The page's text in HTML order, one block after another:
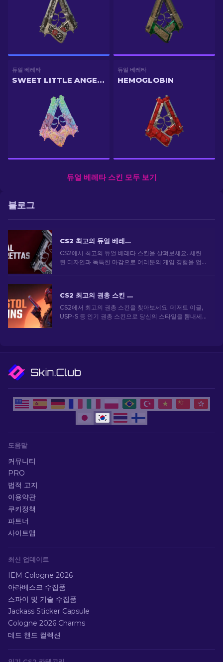
듀얼 베레타
SWEET LITTLE ANGELS
듀얼 베레타
HEMOGLOBIN
듀얼 베레타 스킨 모두 보기
블로그
CS2 최고의 듀얼 베레타 스킨 [2026]
CS2에서 최고의 듀얼 베레타 스킨을 살펴보세요. 세련
된 디자인과 독특한 마감으로 여러분의 게임 경험을 업
CS2 최고의 권총 스킨 [2026]
CS2에서 최고의 권총 스킨을 찾아보세요. 데저트 이글,
USP-S 등 인기 권총 스킨으로 당신의 스타일을 뽐내세
도움말
커뮤니티
PRO
법적 고지
이용약관
쿠키정책
파트너
사이트맵
최신 업데이트
IEM Cologne 2026
아라베스크 수집품
스파이 및 기술 수집품
Jackass Sticker Capsule
Cologne 2026 Charms
데드 핸드 컬렉션